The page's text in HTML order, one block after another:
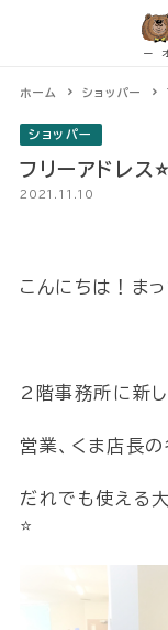
ホーム ショッパー
ショッパー
フリーアドレス⭐
2021.11.10
こんにちは！ま
2階事務所に新
営業、くま店長
だれでも使える
⭐